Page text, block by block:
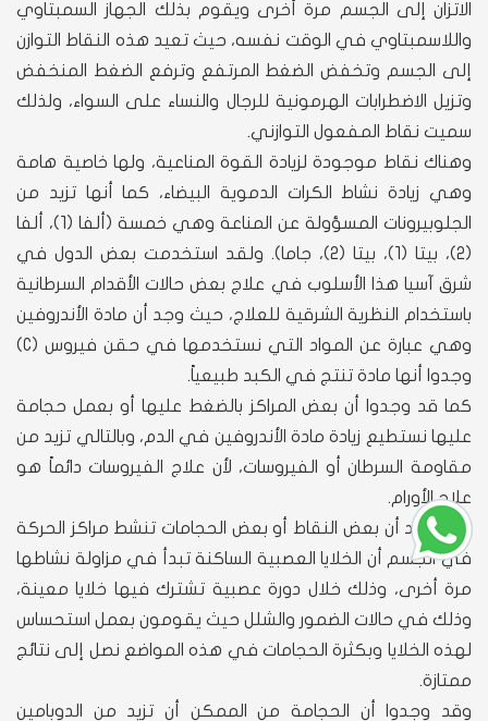
الاتزان إلى الجسم مرة أخرى ويقوم بذلك الجهاز السمبتاوي
واللاسمبتاوي في الوقت نفسه، حيث تعيد هذه النقاط التوازن
إلى الجسم وتخفض الضغط المرتفع وترفع الضغط المنخفض
وتزيل الاضطرابات الهرمونية للرجال والنساء على السواء، ولذلك
سميت نقاط المفعول التوازني.
وهناك نقاط موجودة لزيادة القوة المناعية، ولها خاصية هامة
وهي زيادة نشاط الكرات الدموية البيضاء، كما أنها تزيد من
الجلوبيرونات المسؤولة عن المناعة وهي خمسة (ألفا (1)، ألفا
(2)، بيتا (1)، بيتا (2)، جاما). ولقد استخدمت بعض الدول في
شرق آسيا هذا الأسلوب في علاج بعض حالات الأقدام السرطانية
باستخدام النظرية الشرقية للعلاج، حيث وجد أن مادة الأندروفين
وهي عبارة عن المواد التي نستخدمها في حقن فيروس (C)
وجدوا أنها مادة تنتج في الكبد طبيعياً.
كما قد وجدوا أن بعض المراكز بالضغط عليها أو بعمل حجامة
عليها نستطيع زيادة مادة الأندروفين في الدم، وبالتالي تزيد من
مقاومة السرطان أو الفيروسات، لأن علاج الفيروسات دائماً هو
علاج الأورام.
وقد وجد أن بعض النقاط أو بعض الحجامات تنشط مراكز الحركة
في الجسم أن الخلايا العصبية الساكنة تبدأ في مزاولة نشاطها
مرة أخرى، وذلك خلال دورة عصبية تشترك فيها خلايا معينة،
وذلك في حالات الضمور والشلل حيث يقومون بعمل استحساس
لهذه الخلايا وبكثرة الحجامات في هذه المواضع نصل إلى نتائج
ممتازة.
وقد وجدوا أن الحجامة من الممكن أن تزيد من الدوبامين